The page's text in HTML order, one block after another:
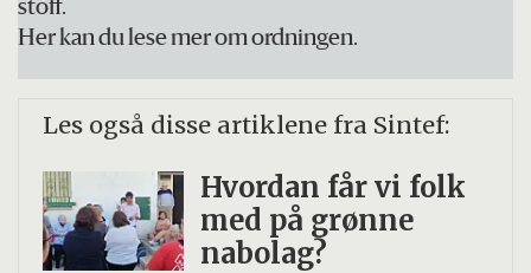
Statsforvalteren i Trøndelag, Trøndelag
fylkeskommune, Trøndelag Bondelag,
Ørland flystasjon og forsvarskoordinatoren
i Trøndelag.
stoff.
Her kan du lese mer om ordningen.
Les også disse artiklene fra Sintef:
Hvordan får vi folk
med på grønne
nabolag?